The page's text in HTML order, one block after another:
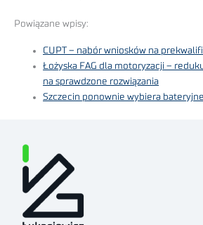
Powiązane wpisy:
CUPT – nabór wniosków na
Łożyska FAG dla motoryzacji –
na sprawdzone rozwiązania
Szczecin ponownie wybiera